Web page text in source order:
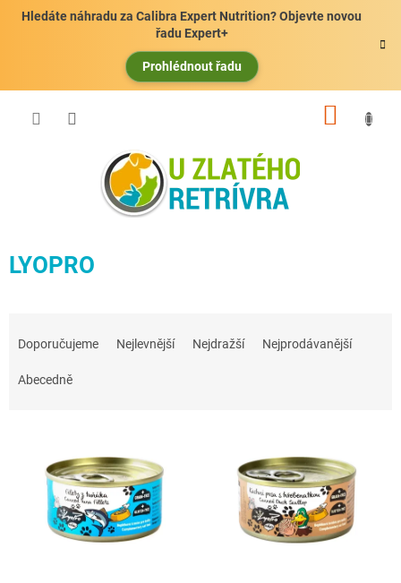
Hledáte náhradu za Calibra Expert Nutrition? Objevte novou
řadu Expert+
Prohlédnout řadu
LYOPRO
Doporučujeme Nejlevnější Nejdražší Nejprodávanější
Abecedně